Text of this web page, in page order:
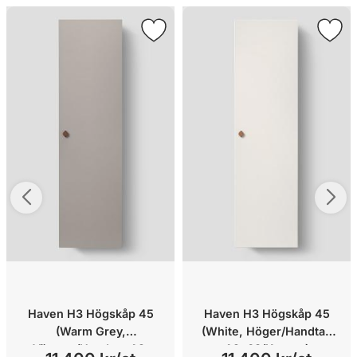
Haven H3 Högskåp 45
(Warm Grey,
Vänster/Handtag A2.
Haven H3 Högskåp 45
(White, Höger/Handtag
A2. 03/Koppar)